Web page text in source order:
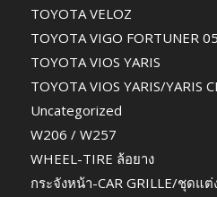
TOYOTA VELOZ
TOYOTA VIGO FORTUNER
TOYOTA VIOS YARIS
TOYOTA VIOS YARIS/YARIS
Uncategorized
W206 / W257
WHEEL-TIRE ล้อยาง
กระจังหน้า-CAR GRILLE/ชุดแ